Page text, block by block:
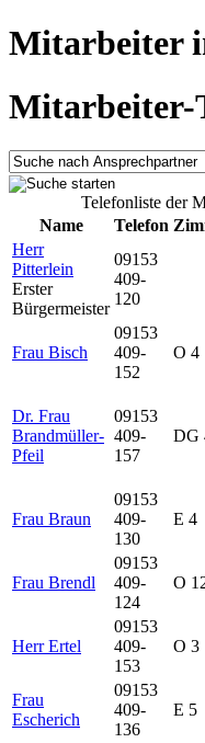
Mitarbeiter
Mitarbeiter-
Telefonliste der
Name
Telefon
Herr
Pitterlein
Erster
Bürgermeister
09153
409-
120
Frau Bisch
09153
409-
152
O 4
Dr. Frau
Brandmüller-
Pfeil
09153
409-
157
DG
Frau Braun
09153
409-
130
E 4
Frau Brendl
09153
409-
124
O
Herr Ertel
09153
409-
153
O 3
Frau
Escherich
09153
409-
136
E 5